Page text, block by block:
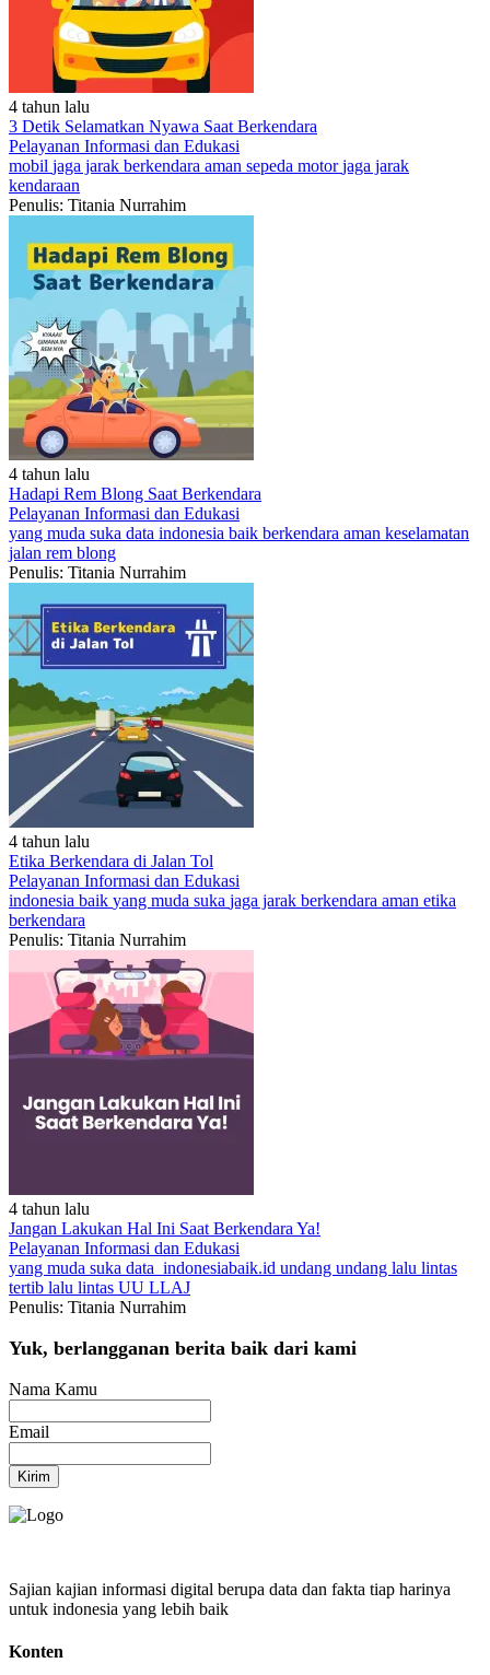
4 tahun lalu
3 Detik Selamatkan Nyawa Saat Berkendara
Pelayanan Informasi dan Edukasi
mobil jaga jarak berkendara aman sepeda motorjaga jarak
kendaraan
Penulis: Titania Nurrahim
4 tahun lalu
Hadapi Rem Blong Saat Berkendara
Pelayanan Informasi dan Edukasi
yang muda suka data indonesia baik berkendara aman keselamatan
jalan rem blong
Penulis: Titania Nurrahim
4 tahun lalu
Etika Berkendara di Jalan Tol
Pelayanan Informasi dan Edukasi
indonesia baik yang muda suka jaga jarak berkendara aman etika
berkendara
Penulis: Titania Nurrahim
4 tahun lalu
Jangan Lakukan Hal Ini Saat Berkendara Ya!
Pelayanan Informasi dan Edukasi
yang muda suka data indonesiabaik.id undang undang lalu lintas
tertib lalu lintas UU LLAJ
Penulis: Titania Nurrahim
Yuk, berlangganan berita baik dari kami
Nama Kamu
Email
Kirim
Sajian kajian informasi digital berupa data dan fakta tiap harinya
untuk indonesia yang lebih baik
Konten